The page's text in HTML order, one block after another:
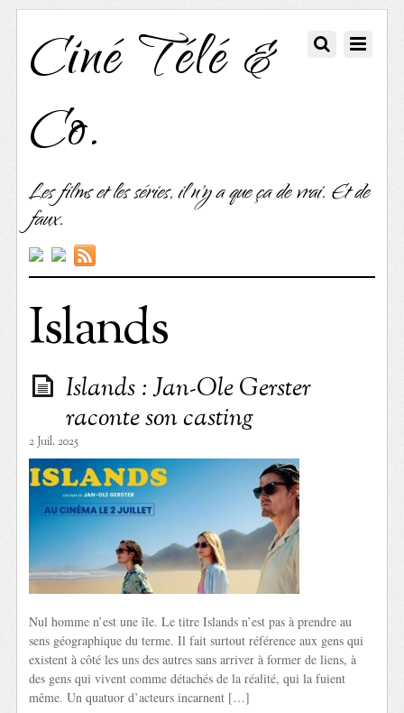
Ciné Télé &
Co.
Les films et les séries, il n'y a que ça de vrai. Et de
faux.
Islands
Islands : Jan-Ole Gerster
raconte son casting
2 Juil. 2025
Nul homme n’est une île. Le titre Islands n’est pas à prendre au
sens géographique du terme. Il fait surtout référence aux gens qui
existent à côté les uns des autres sans arriver à former de liens, à
des gens qui vivent comme détachés de la réalité, qui la fuient
même. Un quatuor d’acteurs incarnent […]